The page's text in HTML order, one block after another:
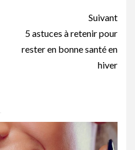
Suivant
5 astuces à retenir pour
rester en bonne santé en
hiver